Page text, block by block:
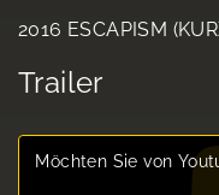
2016 ESCAPISM
Trailer
Möchten Sie von